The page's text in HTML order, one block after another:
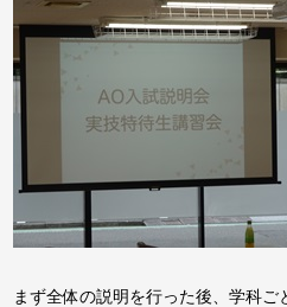
まず全体の説明を行った後、学科ご